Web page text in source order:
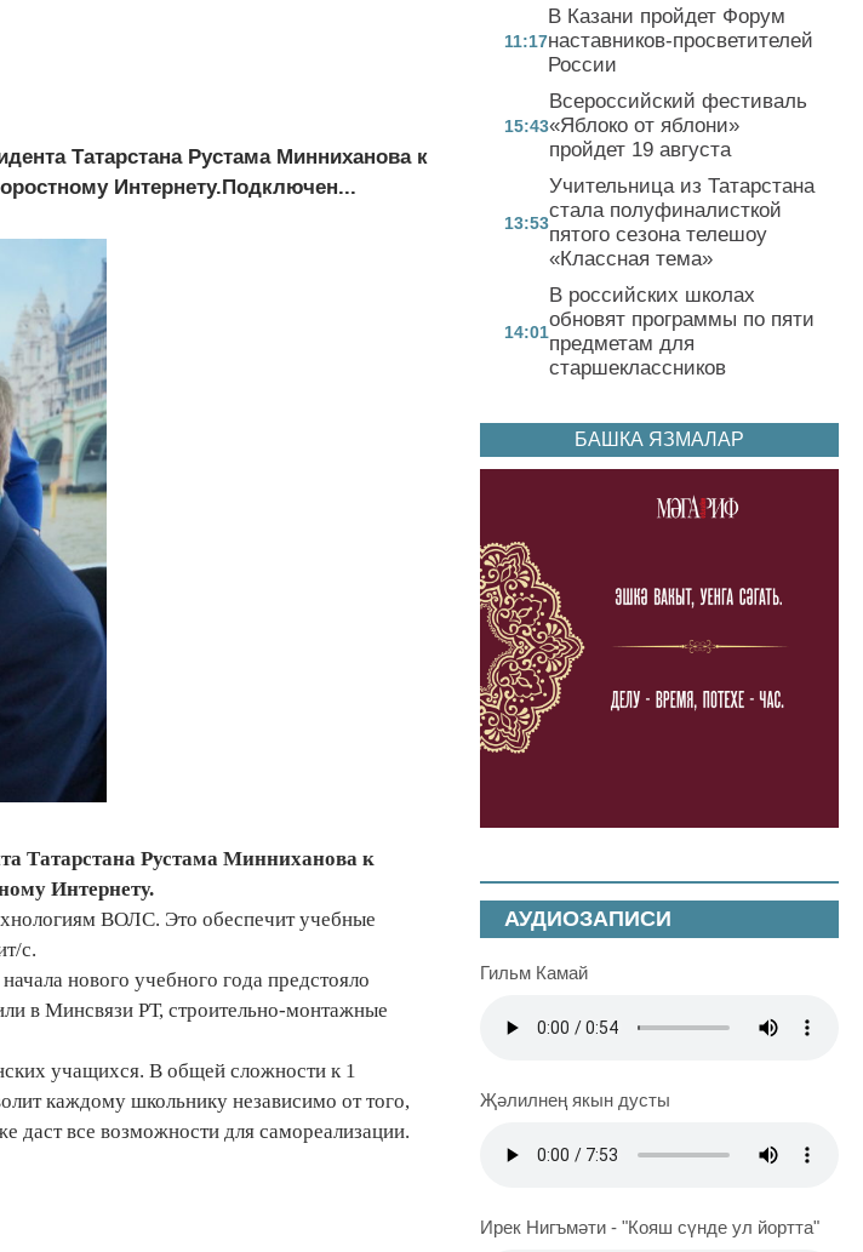
Татарстана Рустама Минниханова к
Интернету.Подключен...
Татарстана Рустама Минниханова к
Интернету.
ВОЛС. Это обеспечит учебные
с.
нового учебного года предстояло
в Минсвязи РТ, строительно-монтажные
учащихся. В общей сложности к 1
каждому школьнику независимо от того,
даст все возможности для самореализации.
11:17
В Казани пройдет Форум
наставников-просветителей
России
15:43
Всероссийский фестиваль
«Яблоко от яблони»
пройдет 19 августа
13:53
Учительница из Татарстана
стала полуфиналисткой
пятого сезона телешоу
«Классная тема»
14:01
В российских школах
обновят программы по пяти
предметам для
старшеклассников
БАШКА ЯЗМАЛАР
АУДИОЗАПИСИ
Гильм Камай
Җәлилнең якын дусты
Ирек Нигъмәти - "Кояш сүнде ул йортта"